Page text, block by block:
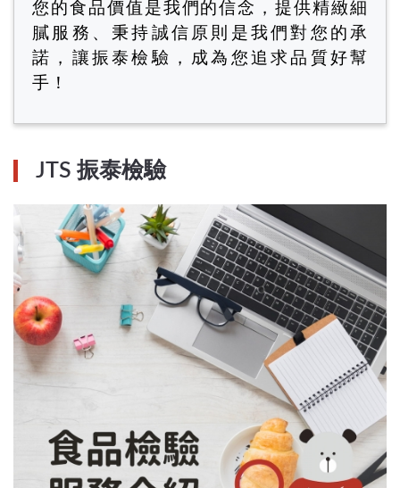
您的食品價值是我們的信念，提供精緻細
膩服務、秉持誠信原則是我們對您的承
諾，讓振泰檢驗，成為您追求品質好幫
手！
JTS 振泰檢驗